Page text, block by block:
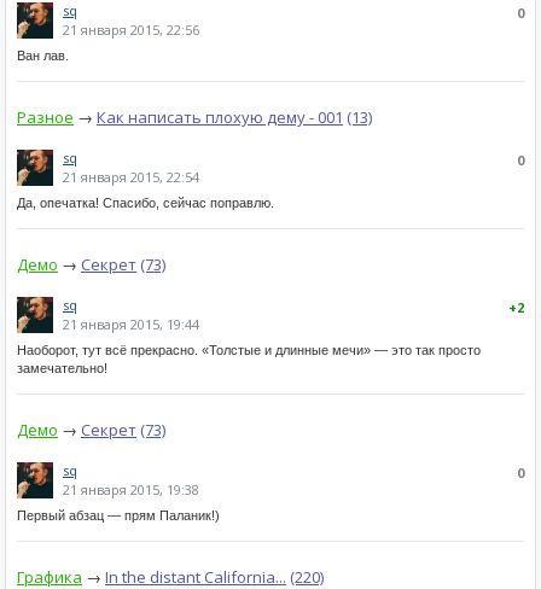
0
sq
21 января 2015, 22:56
Ван лав.
Разное → Как написать плохую дему - 001 (13)
0
sq
21 января 2015, 22:54
Да, опечатка! Спасибо, сейчас поправлю.
Демо → Секрет (73)
+2
sq
21 января 2015, 19:44
Наоборот, тут всё прекрасно. «Толстые и длинные мечи» — это так просто
замечательно!
Демо → Секрет (73)
0
sq
21 января 2015, 19:38
Первый абзац — прям Паланик!)
Графика → In the distant California... (220)